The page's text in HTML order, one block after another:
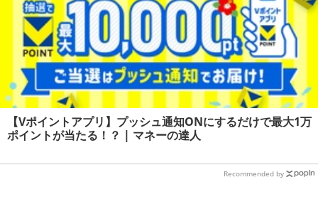
【Vポイントアプリ】プッシュ通知ONにするだけで最大1万
ポイントが当たる！？ | マネーの達人
Recommended by